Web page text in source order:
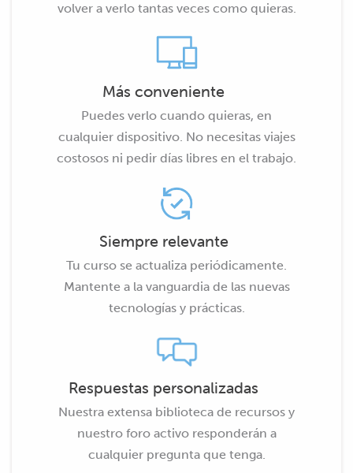
volver a verlo tantas veces como quieras.
Más conveniente
Puedes verlo cuando quieras, en
cualquier dispositivo. No necesitas viajes
costosos ni pedir días libres en el trabajo.
Siempre relevante
Tu curso se actualiza periódicamente.
Mantente a la vanguardia de las nuevas
tecnologías y prácticas.
Respuestas personalizadas
Nuestra extensa biblioteca de recursos y
nuestro foro activo responderán a
cualquier pregunta que tenga.